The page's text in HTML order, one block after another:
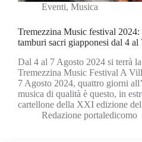
Eventi, Musica
Tremezzina Music festival 2024:
tamburi sacri giapponesi dal 4 al
Dal 4 al 7 Agosto 2024 si terrà
Tremezzina Music Festival A
7 Agosto 2024, quattro giorni
musica di qualità è questo, in
cartellone della XXI edizione
Redazione portaledicomo